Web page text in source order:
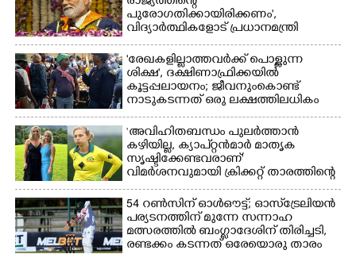
പുരോഗതിക്കായിരിക്കണം',​
വിദ്യാർത്ഥികളോട് പ്രധാനമന്ത്രി
'രേഖകളില്ലാത്തവർക്ക് പൊള്ളുന്ന
ശിക്ഷ', ദക്ഷിണാഫ്രിക്കയിൽ
കൂട്ടപ്പലായനം; ജീവനുംകൊണ്ട്
നാടുകടന്നത് ഒരു ലക്ഷത്തിലധികം
പേർ
‘അവിഹിതബന്ധം പുലർത്താൻ
കഴിയില്ല,​ ക്യാപ്റ്റൻമാർ മാതൃക
സൃഷ്ടിക്കേണ്ടവരാണ്'
വിമർശനവുമായി ക്രിക്കറ്റ് താരത്തിന്റെ
ഭാര്യ
54 റൺസിന് ഓൾഔട്ട്; ഓസ്‌ട്രേലിയൻ
പര്യടനത്തിന് മുന്നേ സന്നാഹ
മത്സരത്തിൽ ബംഗ്ലാദേശിന് തിരിച്ചടി,
രണ്ടക്കം കടന്നത് ഒരേയൊരു താരം